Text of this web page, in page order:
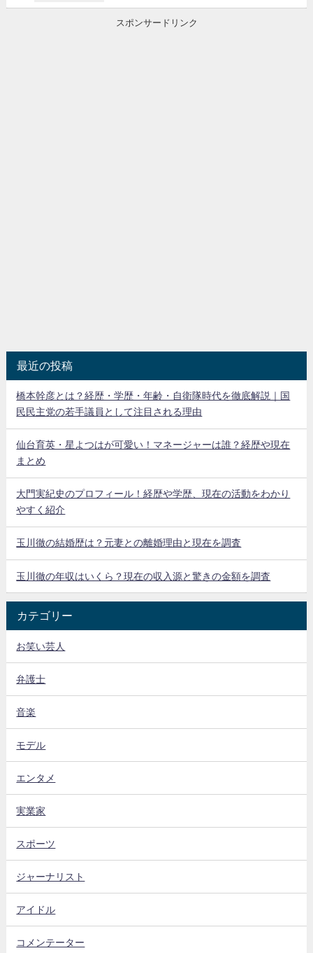
スポンサードリンク
最近の投稿
橋本幹彦とは？経歴・学歴・年齢・自衛隊時代を徹底解説｜国
民民主党の若手議員として注目される理由
仙台育英・星よつはが可愛い！マネージャーは誰？経歴や現在
まとめ
大門実紀史のプロフィール！経歴や学歴、現在の活動をわかり
やすく紹介
玉川徹の結婚歴は？元妻との離婚理由と現在を調査
玉川徹の年収はいくら？現在の収入源と驚きの金額を調査
カテゴリー
お笑い芸人
弁護士
音楽
モデル
エンタメ
実業家
スポーツ
ジャーナリスト
アイドル
コメンテーター